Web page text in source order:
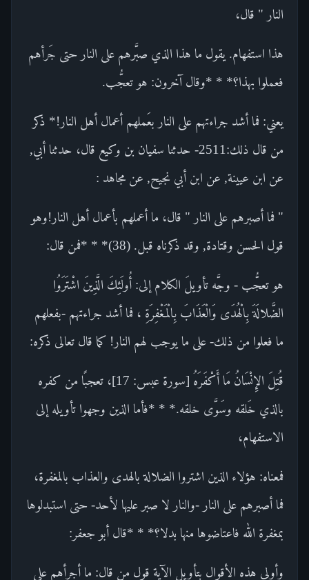
النار " قال،
هذا استفهام. يقول ما هذا الذي صبَّرهم على النار حتى جَرأهم
فعملوا بهذا؟* * *وقال آخرون: هو تعجُّب.
يعني: فما أشد جراءتهم على النار بعَملهم أعمال أهل النار!* ذكر
من قال ذلك:2511- حدثنا سفيان بن وكيع قال، حدثنا أبي,
عن ابن عيينة, عن ابن أبي نجيح, عن مجاهد :
" فما أصبرهم على النار " قال، ما أعملهم بأعمال أهل النار!وهو
قول الحسن وقتادة, وقد ذكرناه قبل. (38)* * *فمن قال:
هو تعجُّب - وجَّه تأويلَ الكلام إلى: أُولَئِكَ الَّذِينَ اشْتَرَوُا
الضَّلالَةَ بِالْهُدَى وَالْعَذَابَ بِالْمَغْفِرَةِ ، فما أشد جراءتهم -بفعلهم
ما فعلوا من ذلك- على ما يوجب لهم النار! كما قال تعالى ذكره:
قُتِلَ الإِنْسَانُ مَا أَكْفَرَهُ [سورة عبس: 17]، تعجبًا من كفره
بالذي خَلقه وسَوَّى خلقه.* * *فأما الذين وجهوا تأويله إلى
الاستفهام،
فمعناه: هؤلاء الذين اشتروا الضلالة بالهدى والعذاب بالمغفرة،
فما أصبرهم على النار -والنار لا صبر عليها لأحد- حتى استبدلوها
بمغفرة الله فاعتاضوها منها بدلا؟* * *قال أبو جعفر:
وأولى هذه الأقوال بتأويل الآية قول من قال: ما أجرأهم على